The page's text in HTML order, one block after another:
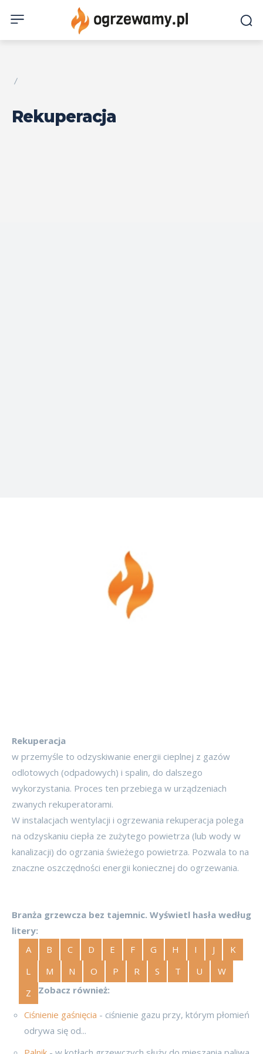
Rekuperacja
Rekuperacja
w przemyśle to odzyskiwanie energii cieplnej z gazów
odlotowych (odpadowych) i spalin, do dalszego
wykorzystania. Proces ten przebiega w urządzeniach
zwanych rekuperatorami.
W instalacjach wentylacji i ogrzewania rekuperacja polega
na odzyskaniu ciepła ze zużytego powietrza (lub wody w
kanalizacji) do ogrzania świeżego powietrza. Pozwala to na
znaczne oszczędności energii koniecznej do ogrzewania.
Branża grzewcza bez tajemnic. Wyświetl hasła według
litery:
A
B C D E F G H I J
K
L
M N O P R S T U
W
Z
Zobacz również:
Ciśnienie gaśnięcia - ciśnienie gazu przy, którym płomień
odrywa się od...